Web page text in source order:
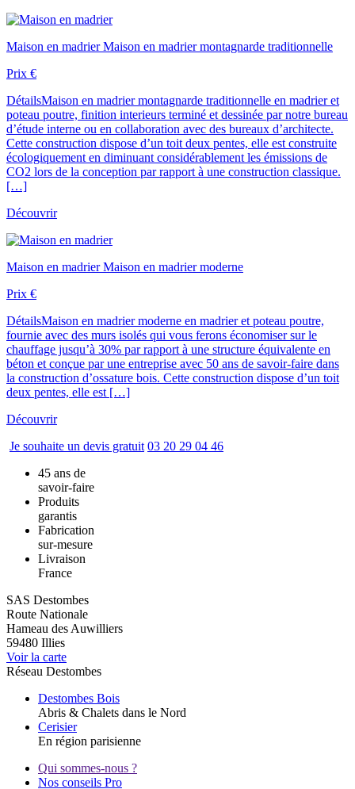
Maison en madrierMaison en madrier montagnarde traditionnelle
Prix €
DétailsMaison en madrier montagnarde traditionnelle en madrier et
poteau poutre, finition interieurs terminé et dessinée par notre bureau
d’étude interne ou en collaboration avec des bureaux d’architecte.
Cette construction dispose d’un toit deux pentes, elle est construite
écologiquement en diminuant considérablement les émissions de
CO2 lors de la conception par rapport à une construction classique.
[…]
Découvrir
Maison en madrierMaison en madrier moderne
Prix €
DétailsMaison en madrier moderne en madrier et poteau poutre,
fournie avec des murs isolés qui vous ferons économiser sur le
chauffage jusqu’à 30% par rapport à une structure équivalente en
béton et conçue par une entreprise avec 50 ans de savoir-faire dans
la construction d’ossature bois. Cette construction dispose d’un toit
deux pentes, elle est […]
Découvrir
Je souhaite un devis gratuit 03 20 29 04 46
45 ans de
savoir-faire
Produits
garantis
Fabrication
sur-mesure
Livraison
France
SAS Destombes
Route Nationale
Hameau des Auwilliers
59480 Illies
Voir la carte
Réseau Destombes
Destombes Bois
Abris & Chalets dans le Nord
Cerisier
En région parisienne
Qui sommes-nous ?
Nos conseils Pro